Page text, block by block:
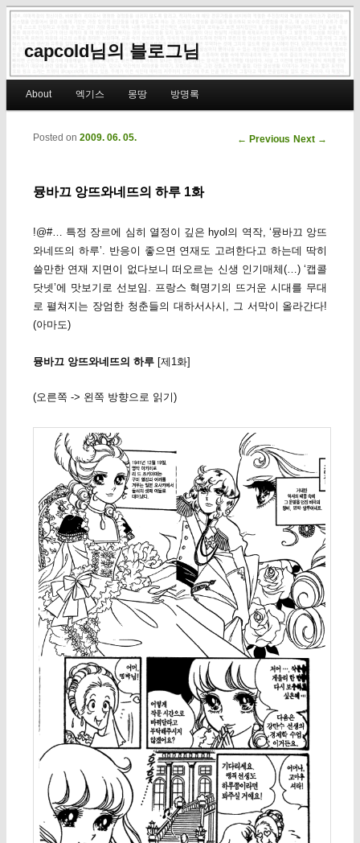
capcold님의 블로그님
Skip to primary content
Skip to secondary content
About 엑기스 몽땅 방명록
Post navigation
← Previous Next →
뮹바끄 앙뜨와네뜨의 하루 1화
Posted on 2009. 06. 05.
!@#… 특정 장르에 심히 열정이 깊은 hyol의 역작, ‘뮹바끄 앙뜨
와네뜨의 하루’. 반응이 좋으면 연재도 고려한다고 하는데 딱히
쓸만한 연재 지면이 없다보니 떠오르는 신생 인기매체(…) ‘캡콜
닷넷’에 맛보기로 선보임. 프랑스 혁명기의 뜨거운 시대를 무대
로 펼쳐지는 장엄한 청춘들의 대하서사시, 그 서막이 올라간다!
(아마도)
뮹바끄 앙뜨와네뜨의 하루[제1화]
(오른쪽 -> 왼쪽 방향으로 읽기)